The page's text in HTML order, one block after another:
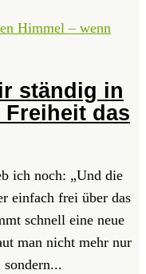
ständig in
Freiheit das
ich noch: „Und die
einfach frei über das
schnell eine neue
man nicht mehr nur